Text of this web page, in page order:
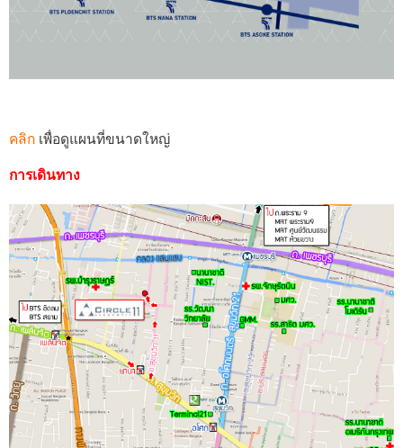
คลิก เพื่อดูแผนที่ขนาดใหญ่
การเดินทาง